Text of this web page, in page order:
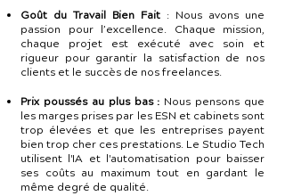
Goût du Travail Bien Fait : Nous avons une
passion pour l’excellence. Chaque mission,
chaque projet est exécuté avec soin et
rigueur pour garantir la satisfaction de nos
clients et le succès de nos freelances.
Prix poussés au plus bas : Nous pensons que
les marges prises par les ESN et cabinets sont
trop élevées et que les entreprises payent
bien trop cher ces prestations. Le Studio Tech
utilisent l'IA et l'automatisation pour baisser
ses coûts au maximum tout en gardant le
même degré de qualité.